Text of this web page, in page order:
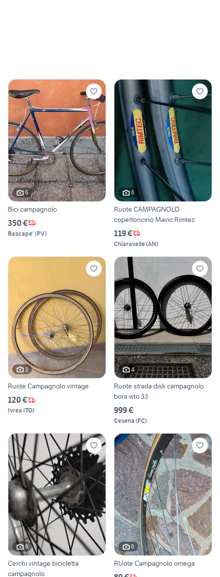
6
Bici campagnolo
350 €
Bascape' (PV)
6
Ruote CAMPAGNOLO
copertoncino Mavic Rimtec
119 €
Chiaravalle(AN)
3
Ruote Campagnolo vintage
120 €
Ivrea (TO)
4
Ruote strada disk campagnolo
bora wto 33
999 €
Cesena (FC)
6
Cerchi vintage bicicletta
campagnolo
6
RUote Campagnolo omega